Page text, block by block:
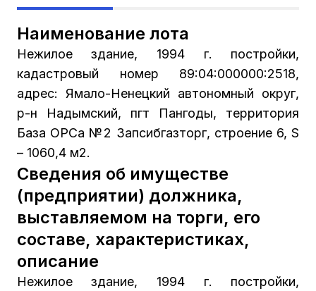
Наименование лота
Нежилое здание, 1994 г. постройки,
кадастровый номер 89:04:000000:2518,
адрес: Ямало-Ненецкий автономный округ,
р-н Надымский, пгт Пангоды, территория
База ОРСа №2 Запсибгазторг, строение 6, S
– 1060,4 м2.
Сведения об имуществе
(предприятии) должника,
выставляемом на торги, его
составе, характеристиках,
описание
Нежилое здание, 1994 г. постройки,